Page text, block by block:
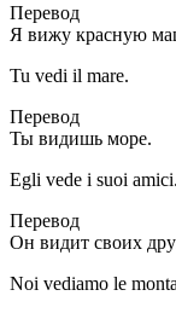
Перевод
Я вижу красную
Tu vedi il mare.
Перевод
Ты видишь море.
Egli vede i suoi amici.
Перевод
Он видит своих
Noi vediamo le